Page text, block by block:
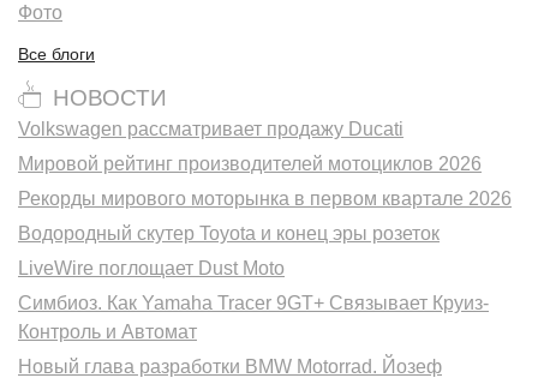
Фото
Все блоги
НОВОСТИ
Volkswagen рассматривает продажу Ducati
Мировой рейтинг производителей мотоциклов 2026
Рекорды мирового моторынка в первом квартале 2026
Водородный скутер Toyota и конец эры розеток
LiveWire поглощает Dust Moto
Симбиоз. Как Yamaha Tracer 9GT+ Связывает Круиз-
Контроль и Автомат
Новый глава разработки BMW Motorrad. Йозеф